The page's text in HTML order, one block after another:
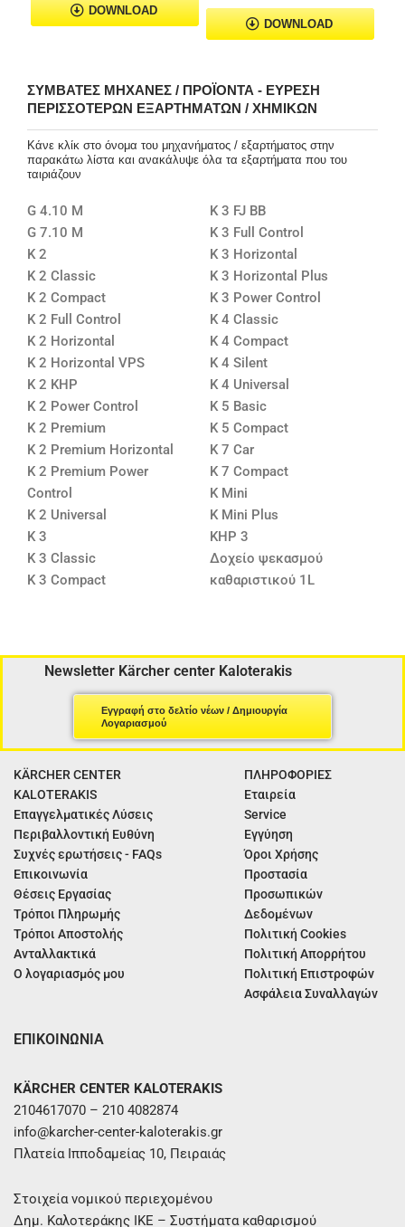
DOWNLOAD
DOWNLOAD
ΣΥΜΒΑΤΈΣ ΜΗΧΑΝΈΣ / ΠΡΟΪΌΝΤΑ - ΕΎΡΕΣΗ
ΠΕΡΙΣΣΌΤΕΡΩΝ ΕΞΑΡΤΗΜΆΤΩΝ / ΧΗΜΙΚΏΝ
Κάνε κλίκ στο όνομα του μηχανήματος / εξαρτήματος στην
παρακάτω λίστα και ανακάλυψε όλα τα εξαρτήματα που του
ταιριάζουν
G 4.10 M
G 7.10 M
K 2
K 2 Classic
K 2 Compact
K 2 Full Control
K 2 Horizontal
K 2 Horizontal VPS
K 2 KHP
K 2 Power Control
K 2 Premium
K 2 Premium Horizontal
K 2 Premium Power
Control
K 2 Universal
K 3
K 3 Classic
K 3 Compact
K 3 FJ BB
K 3 Full Control
K 3 Horizontal
K 3 Horizontal Plus
K 3 Power Control
K 4 Classic
K 4 Compact
K 4 Silent
K 4 Universal
K 5 Basic
K 5 Compact
K 7 Car
K 7 Compact
K Mini
K Mini Plus
KHP 3
Δοχείο ψεκασμού
καθαριστικού 1L
Newsletter Kärcher center Kaloterakis
Εγγραφή στο δελτίο νέων / Δημιουργία
Λογαριασμού
KÄRCHER CENTER
KALOTERAKIS
Επαγγελματικές Λύσεις
Περιβαλλοντική Ευθύνη
Συχνές ερωτήσεις - FAQs
Επικοινωνία
Θέσεις Εργασίας
Τρόποι Πληρωμής
Τρόποι Αποστολής
Ανταλλακτικά
Ο λογαριασμός μου
ΠΛΗΡΟΦΟΡΙΕΣ
Εταιρεία
Service
Εγγύηση
Όροι Χρήσης
Προστασία
Προσωπικών
Δεδομένων
Πολιτική Cookies
Πολιτική Απορρήτου
Πολιτική Επιστροφών
Ασφάλεια Συναλλαγών
ΕΠΙΚΟΙΝΩΝΙΑ
KÄRCHER CENTER KALOTERAKIS
2104617070 – 210 4082874
info@karcher-center-kaloterakis.gr
Πλατεία Ιπποδαμείας 10, Πειραιάς
Στοιχεία νομικού περιεχομένου
Δημ. Καλοτεράκης ΙΚΕ – Συστήματα καθαρισμού